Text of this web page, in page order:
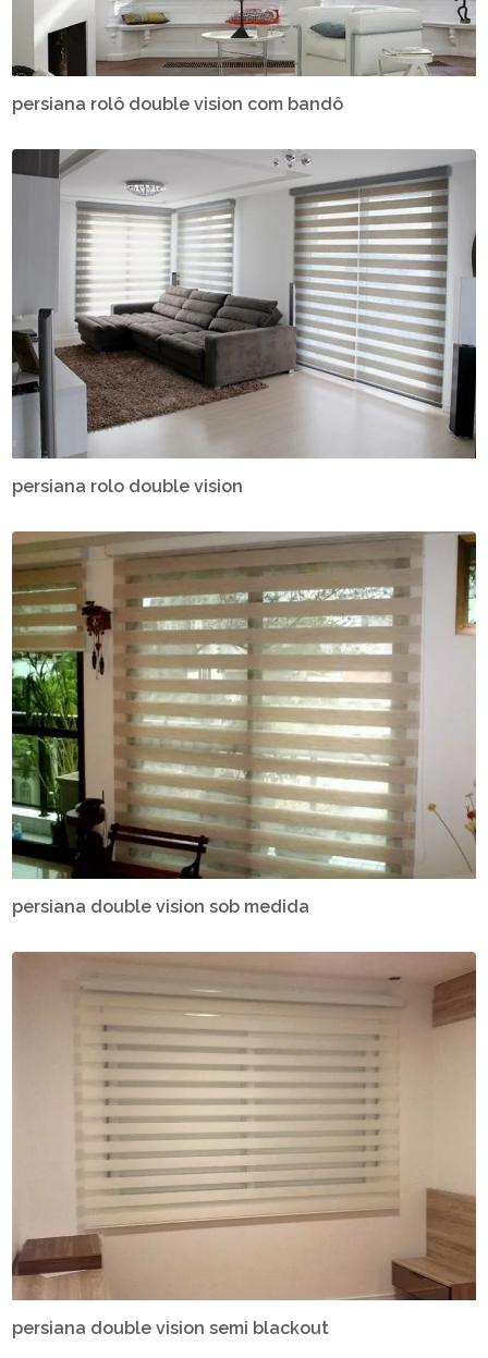
persiana rolô double vision com bandô
persiana rolo double vision
persiana double vision sob medida
persiana double vision semi blackout